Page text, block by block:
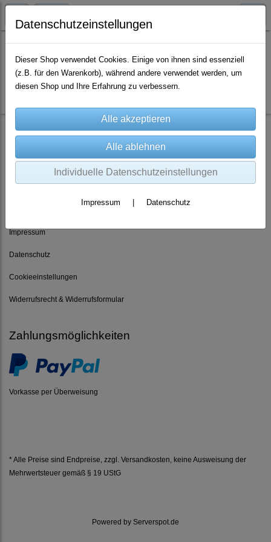
Es wurden leider keine Produkte gefunden.
Rechtliches
Impressum
Datenschutz
Cookieeinstellungen
Widerrufsrecht & Widerrufsformular
Zahlungsmöglichkeiten
Vorkasse per Überweisung
* Alle Preise sind Endpreise, zzgl. Versandkosten , keine Ausweisung der
Mehrwertsteuer gemäß § 19 UStG
Powered by Serverspot.de
Datenschutzeinstellungen
Dieser Shop verwendet Cookies. Einige von ihnen sind essenziell
(z.B. für den Warenkorb), während andere verwendet werden, um
diesen Shop und Ihre Erfahrung zu verbessern.
Individuelle Datenschutzeinstellungen
Impressum Datenschutz